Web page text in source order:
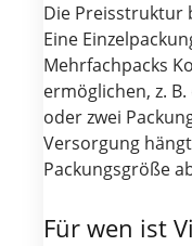
Die Preisstruktur
Eine
Mehrfachpacks
ermöglichen, z.
oder zwei
Versorgung
Packungsgröße
Für wen ist